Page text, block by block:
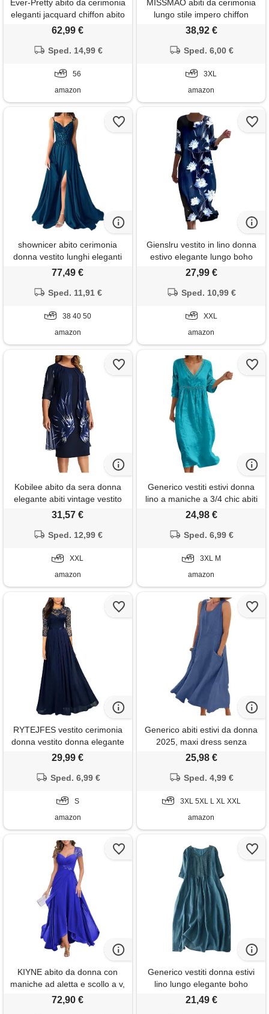
Ever-Pretty abito da cerimonia
eleganti jacquard chiffon abito
da sera midi vestito a
maniche lunghe vita elastica
blu navy 56
62,99 €
Sped. 14,99 €
56
amazon
MISSMAO abiti da cerimonia
lungo stile impero chiffon
brillantini scollo a v maniche
corte vestiti da cerimonia e
ballo stile impero linea ad a
damigella, viola, 3xl
38,92 €
Sped. 6,00 €
3XL
amazon
shownicer abito cerimonia
donna vestito lunghi eleganti
matrimonio abito da sera in
in pizzo vestiti con spacco a
77,49 €
Sped. 11,91 €
38 40 50
amazon
Gienslru vestito in lino donna
estivo elegante lungo boho
chic in lino effetto 3/4 manich
con tasche e comodo per
estate taglie forti curvy
27,99 €
Sped. 10,99 €
XXL
amazon
Kobilee abito da sera donna
elegante abiti vintage vestito
maniche lunghe da sposa
vestito capodanno curvy
scollo a v taglie forti
31,57 €
Sped. 12,99 €
XXL
amazon
Generico vestiti estivi donna
lino a maniche a 3/4 chic abiti
vacanza comodo taglie forti
abito da spiaggia tinta unita
mare spiaggia vacanza s-3xl
24,98 €
Sped. 6,99 €
3XL M
amazon
RYTEJFES vestito cerimonia
donna vestito donna elegante
abiti da sposa abito sera
matrimonio lungo eleganti
curvy corto gala xs damigella
salvia con gonna ampia
premaman smeraldo
29,99 €
Sped. 6,99 €
S
amazon
Generico abiti estivi da donna
2025, maxi dress senza
maniche in cotone e lino,
casual largo monocromatico
taglie forti con tasche (blue, l)
25,98 €
Sped. 4,99 €
3XL 5XL L XL XXL
amazon
KIYNE abito da donna con
maniche ad aletta e scollo a v,
in chiffon, per madre della
72,90 €
Generico vestiti donna estivi
lino lungo elegante boho
vestiti estivi larghe casual
21,49 €